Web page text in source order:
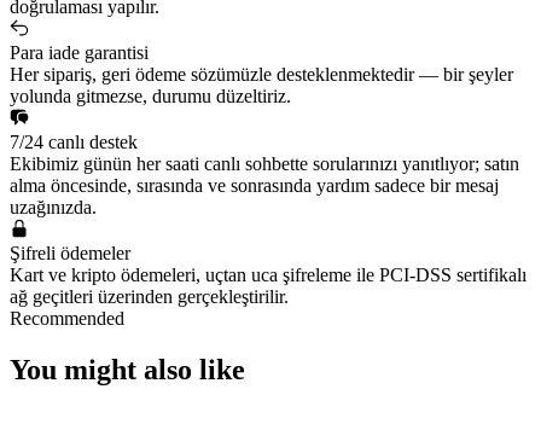
doğrulaması yapılır.
Para iade garantisi
Her sipariş, geri ödeme sözümüzle desteklenmektedir — bir şeyler
yolunda gitmezse, durumu düzeltiriz.
7/24 canlı destek
Ekibimiz günün her saati canlı sohbette sorularınızı yanıtlıyor; satın
alma öncesinde, sırasında ve sonrasında yardım sadece bir mesaj
uzağınızda.
Şifreli ödemeler
Kart ve kripto ödemeleri, uçtan uca şifreleme ile PCI-DSS sertifikalı
ağ geçitleri üzerinden gerçekleştirilir.
Recommended
You might also like